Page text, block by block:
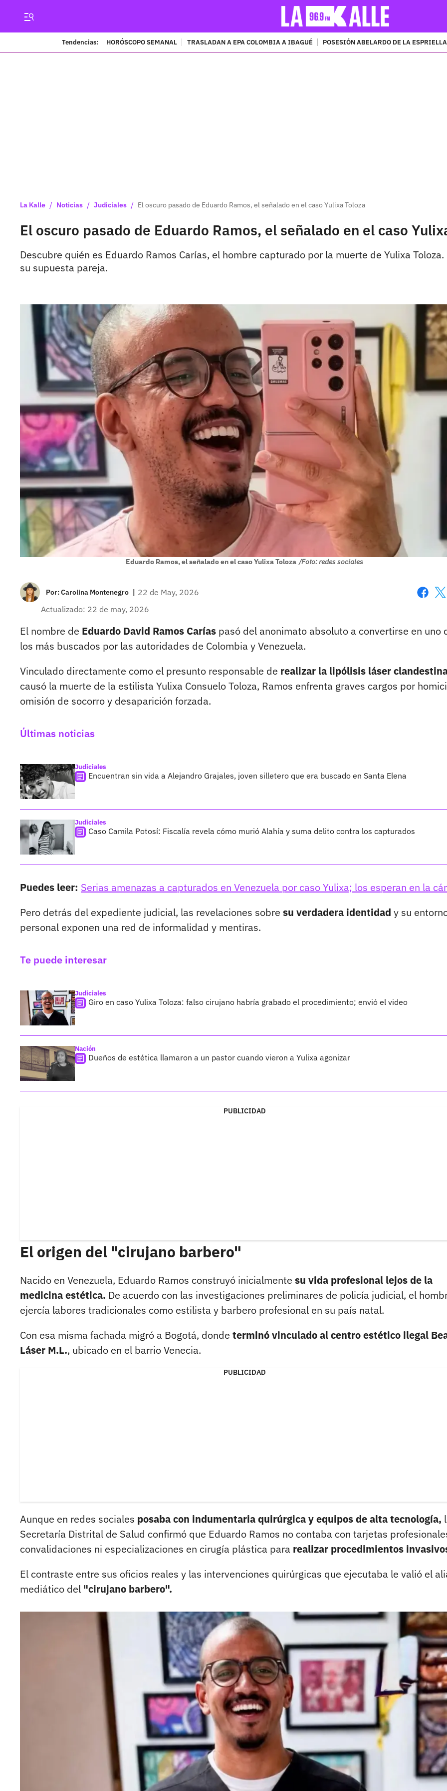
Tendencias: HORÓSCOPO SEMANAL TRASLADAN A EPA COLOMBIA A IBAGUÉ POSESIÓN ABELARDO DE LA ESPRIELLA
La Kalle / Noticias / Judiciales / El oscuro pasado de Eduardo Ramos, el señalado en el caso Yulixa Toloza
El oscuro pasado de Eduardo Ramos, el señalado en el caso
Descubre quién es Eduardo Ramos Carías, el hombre capturado por la muerte de Yulixa
su supuesta pareja.
Eduardo Ramos, el señalado en el caso Yulixa Toloza /Foto: redes sociales
Por:Carolina Montenegro | 22 de May, 2026
Actualizado: 22 de may, 2026
El nombre de Eduardo David Ramos Carías pasó del anonimato absoluto a convertirse en uno
los más buscados por las autoridades de Colombia y Venezuela.
Vinculado directamente como el presunto responsable de realizar la lipólisis láser
causó la muerte de la estilista Yulixa Consuelo Toloza, Ramos enfrenta graves cargos por
omisión de socorro y desaparición forzada.
Últimas noticias
Judiciales
Encuentran sin vida a Alejandro Grajales, joven silletero que era buscado en Santa Elena
Judiciales
Caso Camila Potosí: Fiscalía revela cómo murió Alahía y suma delito contra los capturados
Puedes leer: Serias amenazas a capturados en Venezuela por caso Yulixa; los esperan en la
Pero detrás del expediente judicial, las revelaciones sobre su verdadera identidad y su
personal exponen una red de informalidad y mentiras.
Te puede interesar
Judiciales
Giro en caso Yulixa Toloza: falso cirujano habría grabado el procedimiento; envió el video
Nación
Dueños de estética llamaron a un pastor cuando vieron a Yulixa agonizar
PUBLICIDAD
El origen del "cirujano barbero"
Nacido en Venezuela, Eduardo Ramos construyó inicialmente su vida profesional lejos de la
medicina estética. De acuerdo con las investigaciones preliminares de policía judicial, el
ejercía labores tradicionales como estilista y barbero profesional en su país natal.
Con esa misma fachada migró a Bogotá, donde terminó vinculado al centro estético ilegal
Láser M.L., ubicado en el barrio Venecia.
PUBLICIDAD
Aunque en redes sociales posaba con indumentaria quirúrgica y equipos de alta tecnología,
Secretaría Distrital de Salud confirmó que Eduardo Ramos no contaba con tarjetas
convalidaciones ni especializaciones en cirugía plástica para realizar procedimientos
El contraste entre sus oficios reales y las intervenciones quirúrgicas que ejecutaba le valió el
mediático del "cirujano barbero".